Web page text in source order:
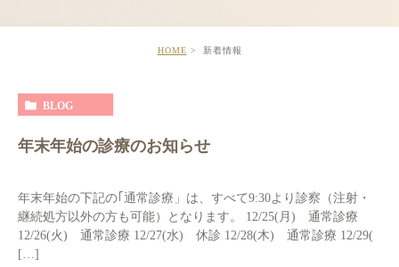
HOME 新着情報
BLOG
年末年始の診療のお知らせ
年末年始の下記の｢通常診療」は、すべて9:30より診察（注射・
継続処方以外の方も可能）となります。 12/25(月) 通常診療
12/26(火) 通常診療 12/27(水) 休診 12/28(木) 通常診療 12/29(
[…]